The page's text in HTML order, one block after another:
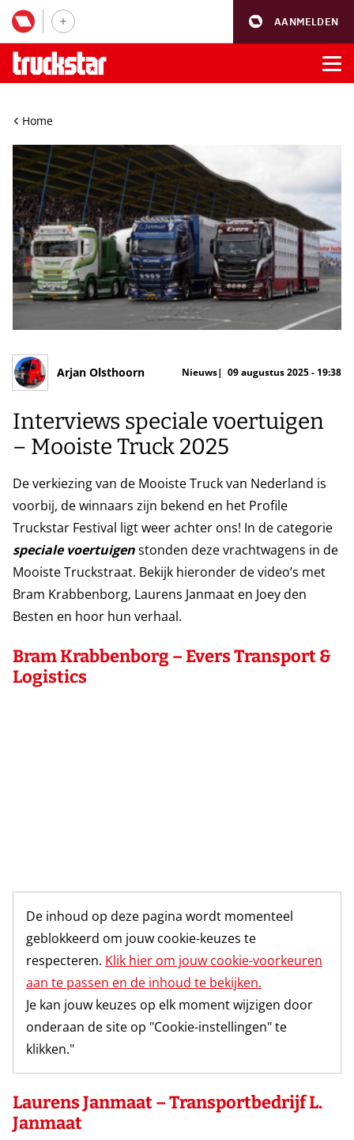
AANMELDEN
Home
Arjan Olsthoorn Nieuws 09 augustus 2025 - 19:38
Interviews speciale voertuigen
– Mooiste Truck 2025
De verkiezing van de Mooiste Truck van Nederland is
voorbij, de winnaars zijn bekend en het Profile
Truckstar Festival ligt weer achter ons! In de categorie
speciale voertuigenstonden deze vrachtwagens in de
Mooiste Truckstraat. Bekijk hieronder de video’s met
Bram Krabbenborg, Laurens Janmaat en Joey den
Besten en hoor hun verhaal.
Bram Krabbenborg – Evers Transport &
Logistics
De inhoud op deze pagina wordt momenteel
geblokkeerd om jouw cookie-keuzes te
respecteren. Klik hier om jouw cookie-voorkeuren
aan te passen en de inhoud te bekijken.
Je kan jouw keuzes op elk moment wijzigen door
onderaan de site op "Cookie-instellingen" te
klikken."
Laurens Janmaat – Transportbedrijf L.
Janmaat